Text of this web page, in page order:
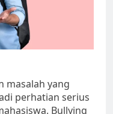
masalah yang
perhatian serius
Bullying